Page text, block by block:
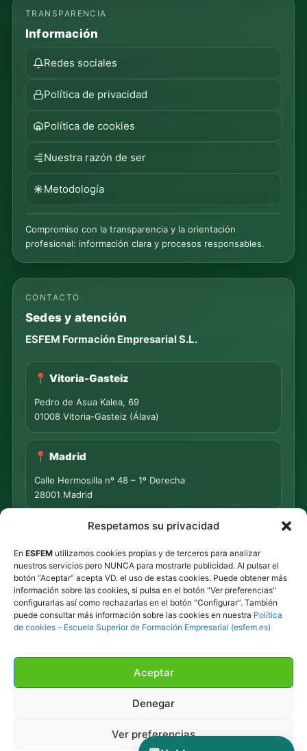
Respetamos su privacidad
En ESFEM utilizamos cookies propias y de terceros para analizar
nuestros servicios pero NUNCA para mostrarle publicidad. Al pulsar el
botón “Aceptar” acepta VD. el uso de estas cookies. Puede obtener más
información sobre las cookies, si pulsa en el botón "Ver preferencias"
configurarlas así como rechazarlas en el botón “Configurar”. También
puede consultar más información sobre las cookies en nuestra Política
de cookies – Escuela Superior de Formación Empresarial (esfem.es)
Aceptar
Denegar
Ver preferencias
TRANSPARENCIA
Información
Redes sociales
Política de privacidad
Política de cookies
Nuestra razón de ser
Metodología
Compromiso con la transparencia y la orientación
profesional: información clara y procesos responsables.
CONTACTO
Sedes y atención
ESFEM Formación Empresarial S.L.
📍 Vitoria-Gasteiz
Pedro de Asua Kalea, 69
01008 Vitoria-Gasteiz (Álava)
📍 Madrid
Calle Hermosilla nº 48 – 1º Derecha
28001 Madrid
📍 PUNTO DE MEDIACIÓN S.L.
Rua Progreso Nº 155 – Entresuelo
32003 Ourense
Tel. 639 44 55 73·647 500 435
Tel. 945 492 491
Email info@esfem.net
Atención online en toda España · Respuesta ágil por
WhatsApp y correo.
ESFEM · Todos los derechos reservados.